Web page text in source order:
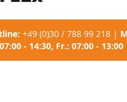
+49 (0)30 / 788 99 218|
- 14:30, Fr.: 07:00 - 13:00